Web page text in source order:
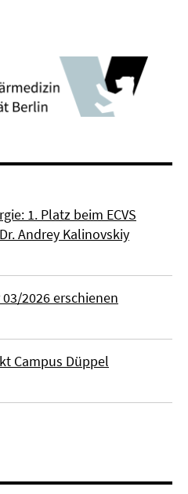
1. Platz beim ECVS
Andrey Kalinovskiy
2026 erschienen
Campus Düppel